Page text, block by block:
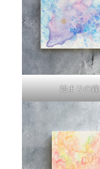
始まりの鐘